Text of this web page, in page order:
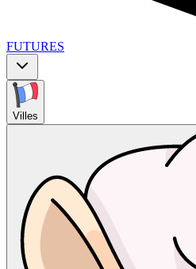
FUTURES
Villes